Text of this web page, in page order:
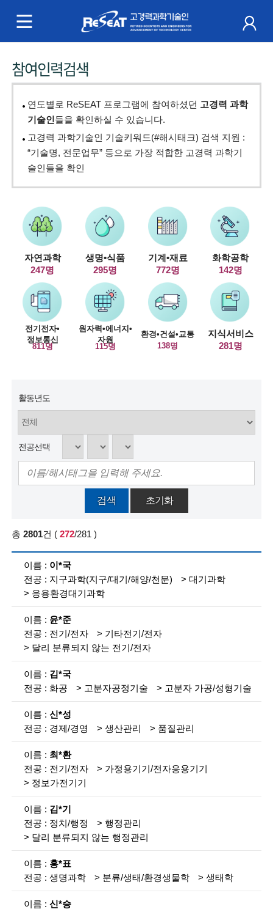
R
e
S
e
a
t
고
경
과
학
기
술
인
t
r
e
d
s
c
i
e
n
i
s
s
a
n
d
e
n
g
i
e
주
메
참여인력검색
연도별로 ReSEAT 프로그램에 참여하셨던 고경력 과학
기술인들을 확인하실 수 있습니다.
고경력 과학기술인 기술키워드(#해시태크) 검색 지원 :
“기술명, 전문업무” 등으로 가장 적합한 고경력 과학기
술인들을 확인
자연과학
247명
생명•식품
295명
기계•재료
772명
화학공학
142명
전기전자•
정보통신
811명
원자력•에너지•
자원
115명
환경•건설•교통
138명
지식서비스
281명
활동년도
전공선택
검색 초기화
총 2801건 ( 272/281 )
설
이*국
지구과학(지구/대기/해양/천문)
대기과학
응용환경대기과학
윤*준
전기/전자
기타전기/전자
달리 분류되지 않는 전기/전자
김*국
화공
고분자공정기술 고분자 가공/성형기술
신*성
경제/경영
생산관리 품질관리
최*환
전기/전자
가정용기기/전자응용기기
정보가전기기
김*기
정치/행정
행정관리
달리 분류되지 않는 행정관리
홍*표
생명과학
분류/생태/환경생물학 생태학
신*승